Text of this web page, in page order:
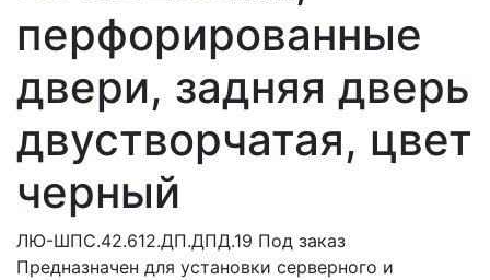
перфорированные
двери, задняя дверь
двустворчатая, цвет
черный
ЛЮ-ШПС.42.612.ДП.ДПД.19 Под заказ
Предназначен для установки серверного и